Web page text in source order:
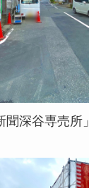
深谷専売所」